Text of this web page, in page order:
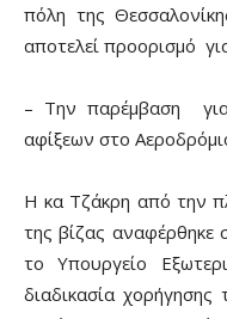
πόλη της
αποτελεί προορισμό
– Την παρέμβαση
αφίξεων στο
Η κα Τζάκρη από την
της βίζας αναφέρθηκε
το Υπουργείο
διαδικασία